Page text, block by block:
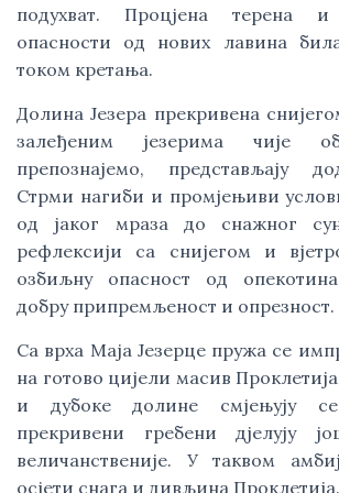
подухват. Процјена терена и
опасности од нових лавина
током кретања.
Долина Језера прекривена
залеђеним језерима чије
препознајемо, представљају
Стрми нагиби и промјењиви
од јаког мраза до снажног
рефлексији са снијегом и
озбиљну опасност од опекотина
добру припремљеност и опрезност.
Са врха Маја Језерце пружа се
на готово цијели масив
и дубоке долине смјењују
прекривени гребени дјелују
величанственије. У таквом
осјети снага и дивљина Проклетија.